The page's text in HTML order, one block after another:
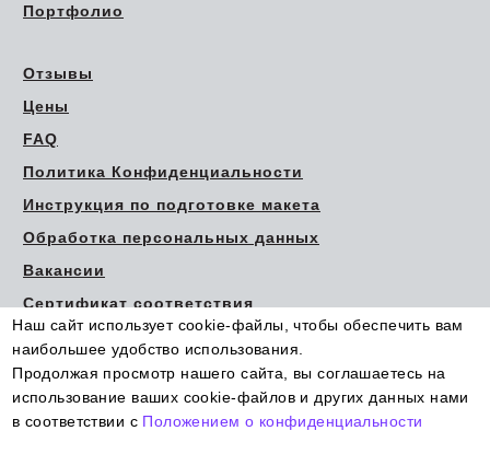
Портфолио
Отзывы
Цены
FAQ
Политика Конфиденциальности
Инструкция по подготовке макета
Обработка персональных данных
Вакансии
Сертификат соответствия
© Типография Этикетка для Вас
Наш сайт использует cookie-файлы, чтобы обеспечить вам
наибольшее удобство использования.
Продолжая просмотр нашего сайта, вы соглашаетесь на
использование ваших cookie-файлов и других данных нами
в соответствии с Положением о конфиденциальности